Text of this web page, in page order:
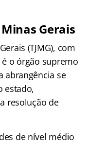
Gerais
(TJMG), com
o órgão supremo
abrangência se
estado,
resolução de
de nível médio